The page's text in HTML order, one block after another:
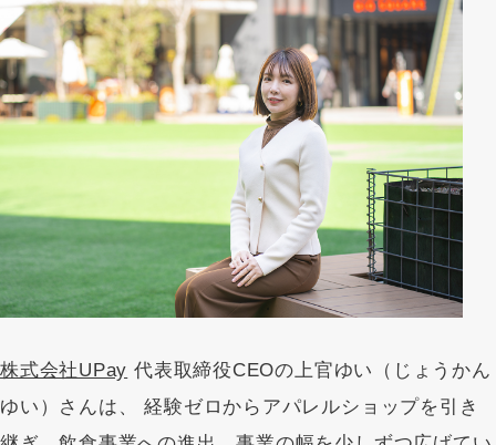
株式会社UPay 代表取締役CEOの上官ゆい（じょうかん
ゆい）さんは、 経験ゼロからアパレルショップを引き